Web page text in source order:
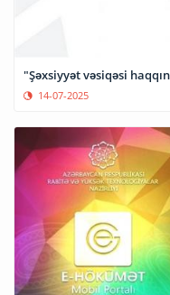
"Şəxsiyyət vəsiqəsi
14-07-2025